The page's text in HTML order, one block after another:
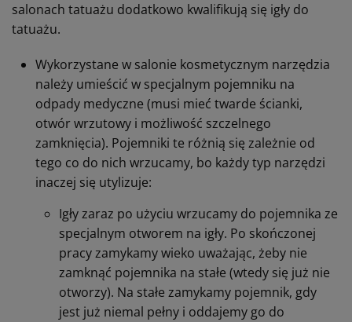
salonach tatuażu dodatkowo kwalifikują się igły do
tatuażu.
Wykorzystane w salonie kosmetycznym narzędzia
należy umieścić w specjalnym pojemniku na
odpady medyczne (musi mieć twarde ścianki,
otwór wrzutowy i możliwość szczelnego
zamknięcia). Pojemniki te różnią się zależnie od
tego co do nich wrzucamy, bo każdy typ narzędzi
inaczej się utylizuje:
Igły zaraz po użyciu wrzucamy do pojemnika ze
specjalnym otworem na igły. Po skończonej
pracy zamykamy wieko uważając, żeby nie
zamknąć pojemnika na stałe (wtedy się już nie
otworzy). Na stałe zamykamy pojemnik, gdy
jest już niemal pełny i oddajemy go do